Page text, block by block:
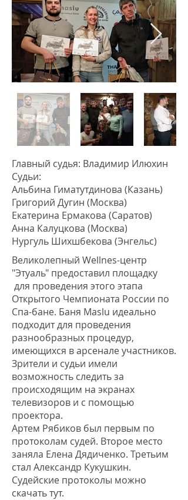
Главный судья: Владимир Илюхин
Судьи:
Альбина Гиматутдинова (Казань)
Григорий Дугин (Москва)
Екатерина Ермакова (Саратов)
Анна Калуцкова (Москва)
Нургуль Шихшбекова (Энгельс)
Великолепный Wellnes-центр
"Этуаль" предоставил площадку
для проведения этого этапа
Открытого Чемпионата России по
Спа-бане. Баня Maslu идеально
подходит для проведения
разнообразных процедур,
имеющихся в арсенале участников.
Зрители и судьи имели
возможность следить за
происходящим на экранах
телевизоров и с помощью
проектора.
Артем Рябиков был первым по
протоколам судей. Второе место
заняла Елена Дядиченко. Третьим
стал Александр Кукушкин.
Судейские протоколы можно
скачать тут.